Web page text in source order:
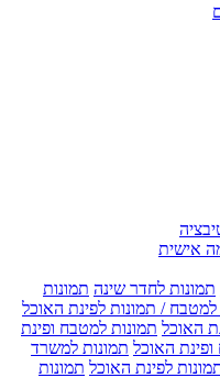
אישית
תמונות לחדר שינה תמונות
למטבח / תמונות לפינת האוכל
האוכל תמונות למטבח ופינת
האוכל תמונות למשרד
לפינת האוכל תמונות